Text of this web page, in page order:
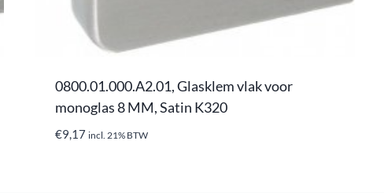
0800.01.000.A2.01, Glasklem vlak voor
monoglas 8 MM, Satin K320
€9,17 incl. 21% BTW